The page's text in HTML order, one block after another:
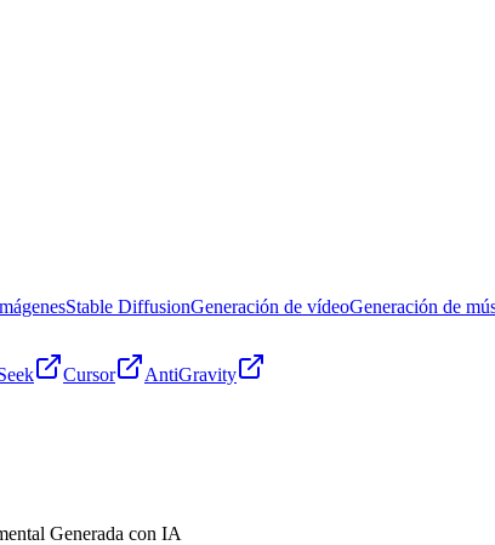
Stable DiffusionGeneración de vídeoGeneración de
Cursor AntiGravity
Generada con IA